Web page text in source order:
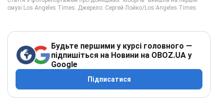
Будьте першими у курсі головного —
підпишіться на Новини на OBOZ.UA у
Google
Підписатися